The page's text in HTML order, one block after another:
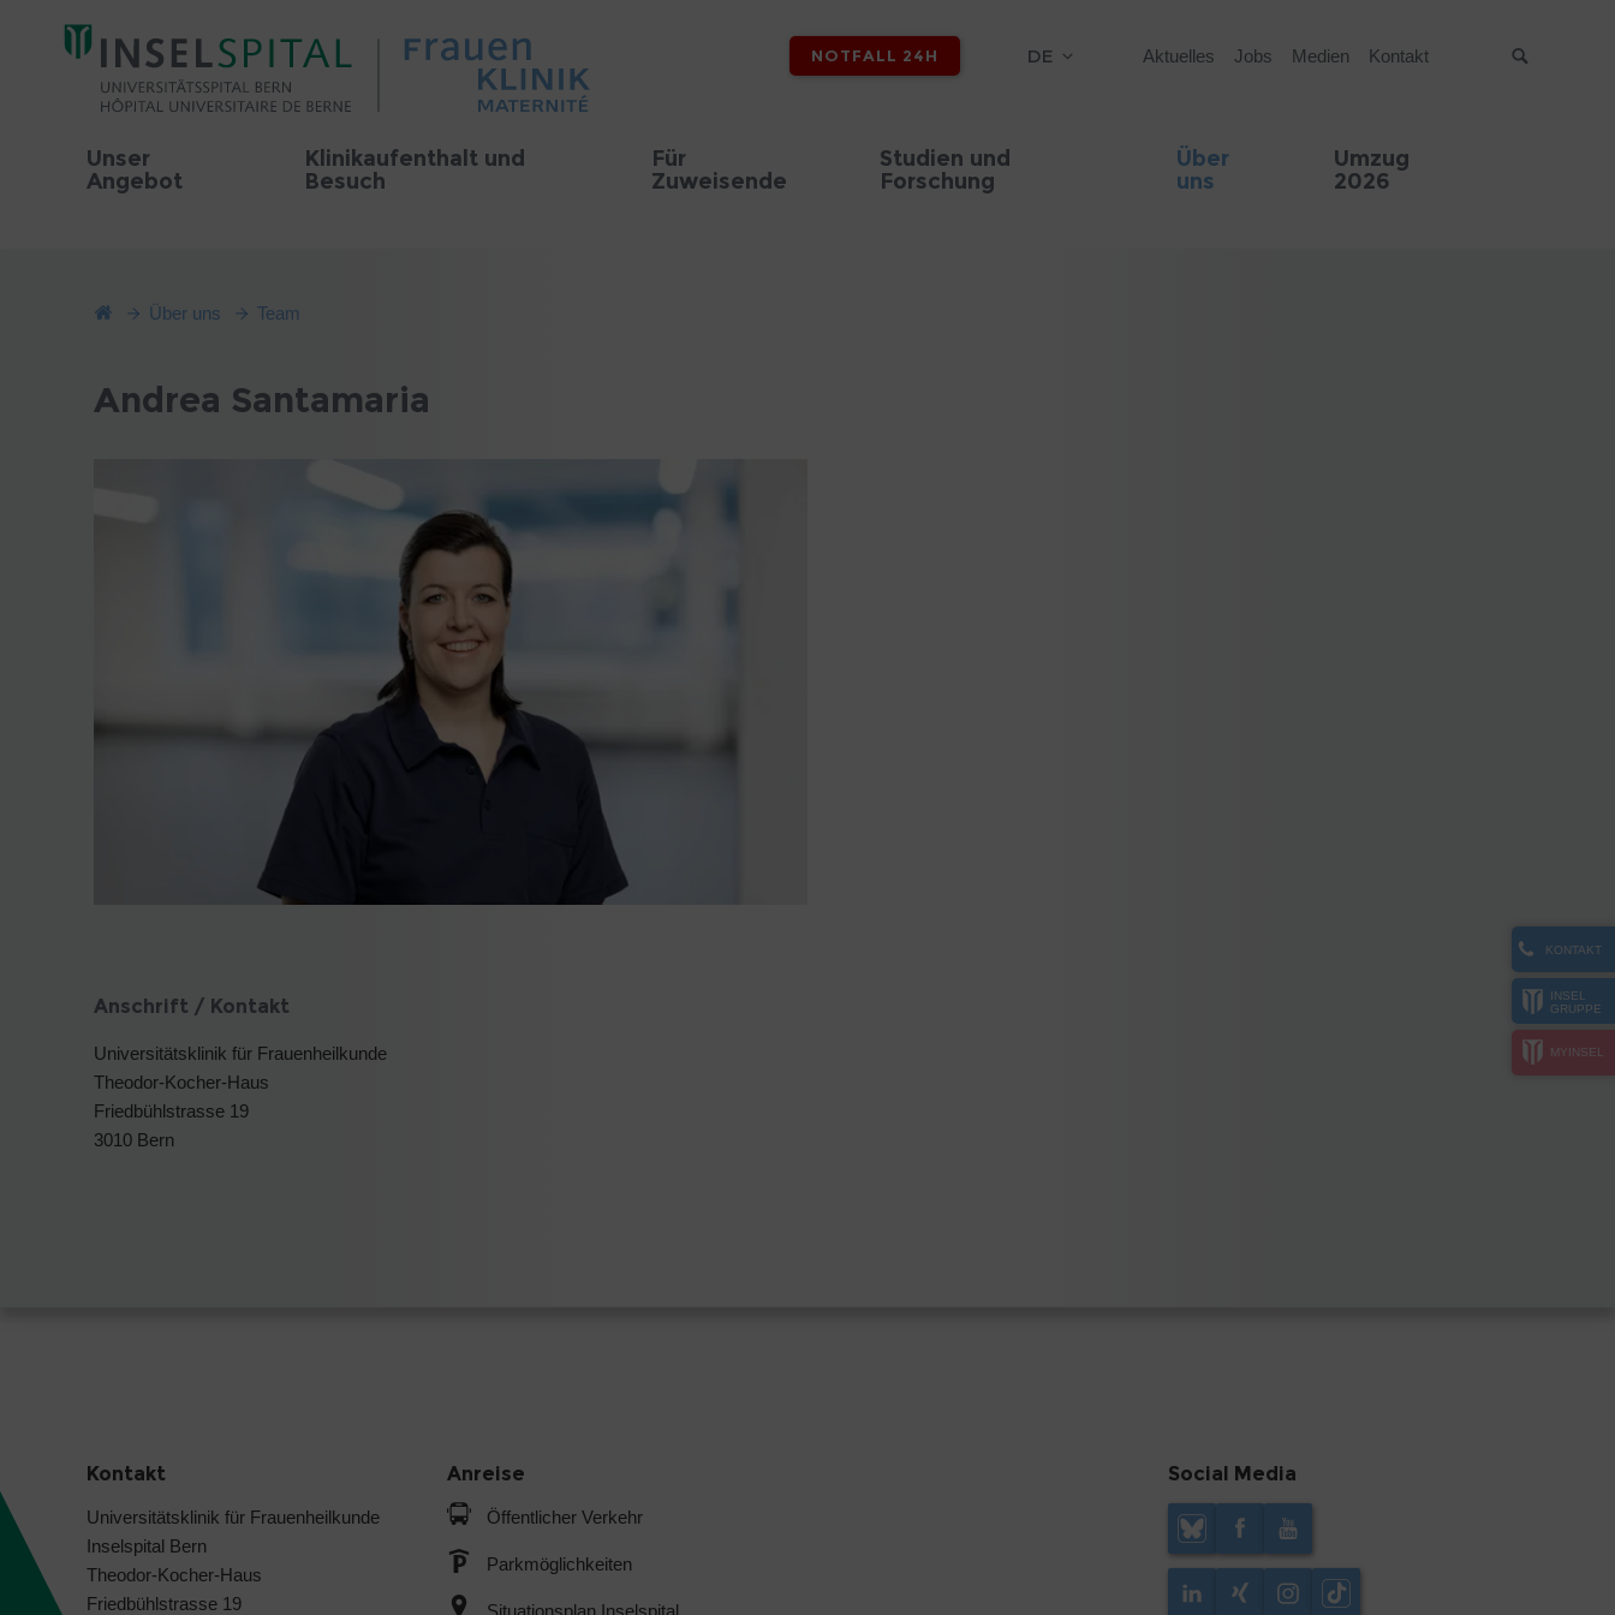
NOTFALL 24H DE Aktuelles Jobs Medien Kontakt
Unser
Angebot
Klinikaufenthalt und
Besuch
Für
Zuweisende
Studien und
Forschung
Über
uns
Umzug
2026
KONTAKT
INSEL
GRUPPE
MYINSEL
Über uns Team
Andrea Santamaria
Anschrift / Kontakt
Universitätsklinik für Frauenheilkunde
Theodor-Kocher-Haus
Friedbühlstrasse 19
3010 Bern
Kontakt
Universitätsklinik für Frauenheilkunde
Inselspital Bern
Theodor-Kocher-Haus
Friedbühlstrasse 19
Anreise
Öffentlicher Verkehr
Parkmöglichkeiten
Social Media